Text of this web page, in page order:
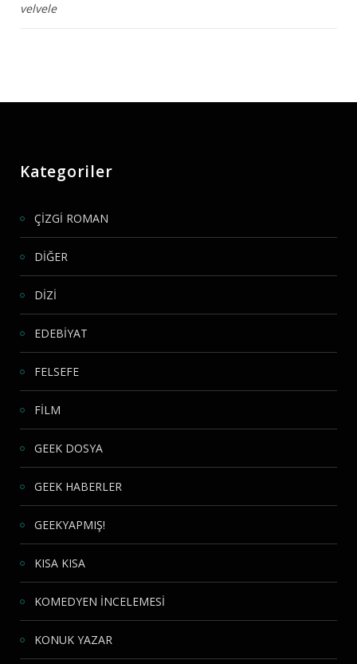
velvele
Kategoriler
ÇİZGİ ROMAN
DİĞER
DİZİ
EDEBİYAT
FELSEFE
FİLM
GEEK DOSYA
GEEK HABERLER
GEEKYAPMIŞ!
KISA KISA
KOMEDYEN İNCELEMESİ
KONUK YAZAR